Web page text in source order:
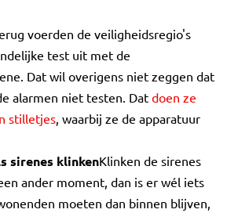
voerden de veiligheidsregio's
test uit met de
Dat wil overigens niet zeggen dat
alarmen niet testen. Dat doen ze
stilletjes, waarbij ze de apparatuur
sirenes klinkenKlinken de sirenes
ander moment, dan is er wél iets
moeten dan binnen blijven,